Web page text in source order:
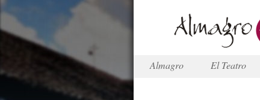
Almagro El Teatro